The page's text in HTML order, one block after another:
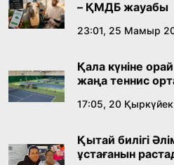
Абайдың адам тәрбиесі
18:59, 20 Шілде 2026
Жасанды интеллект:
18:16, 20 Шілде 2026
– ҚМДБ жауабы
23:01, 25 Мамыр
Қала күніне
жаңа теннис
17:05, 20
Қытай билігі
ұстағанын